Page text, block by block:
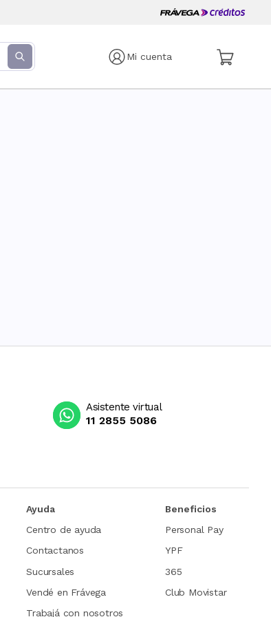
Mi cuenta
Asistente virtual
11 2855 5086
Ayuda
Centro de ayuda
Contactanos
Sucursales
Vendé en Frávega
Trabajá con nosotros
Beneficios
Personal Pay
YPF
365
Club Movistar